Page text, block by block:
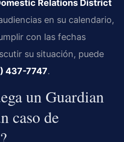
Relations District
en su calendario,
con las fechas
su situación, puede
437-7747.
un Guardian
caso de